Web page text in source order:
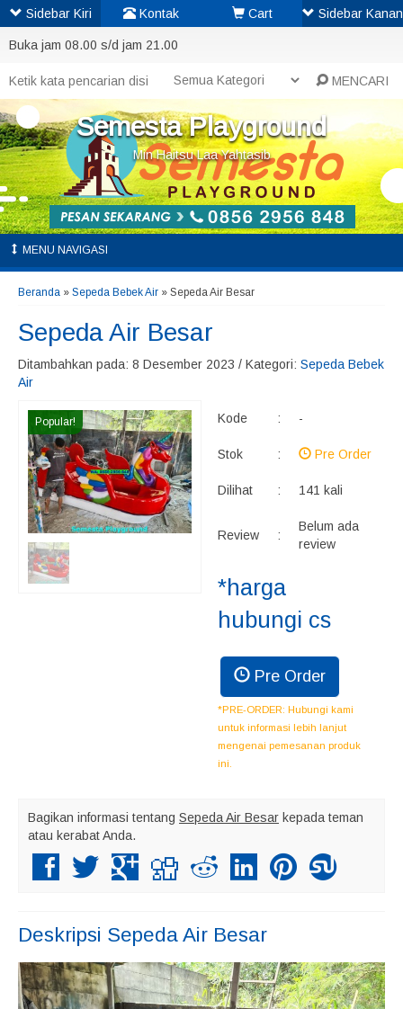
Buka jam 08.00 s/d jam 21.00
MENCARI
Semesta Playground
Min Haitsu Laa Yahtasib
MENU NAVIGASI
Beranda » Sepeda Bebek Air » Sepeda Air Besar
Sepeda Air Besar
Ditambahkan pada: 8 Desember 2023 / Kategori: Sepeda Bebek
Air
Popular! Kode : -
Stok : Pre Order
Dilihat : 141 kali
Review :
Belum ada
review
*harga
hubungi cs
Pre Order
*PRE-ORDER: Hubungi kami
untuk informasi lebih lanjut
mengenai pemesanan produk
ini.
Bagikan informasi tentang Sepeda Air Besar kepada teman
atau kerabat Anda.
Deskripsi Sepeda Air Besar
Sidebar Kiri Kontak Cart Sidebar Kanan